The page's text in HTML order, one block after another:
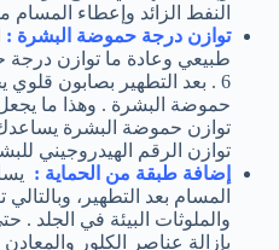
النفط الزائد وإعطاء
توازن درجة حموضة البشرة :
6 . بعد التطهير بصابون
حموضة البشرة . وهذا ما يجعل
توازن حموضة البشرة يساعدك
توازن الرقم الهيدروجيني
إضافة طبقة من الحماية :
المسام بعد التطهير،
والملوثات البيئة في الجلد .
بإزالة عناصر الكلور